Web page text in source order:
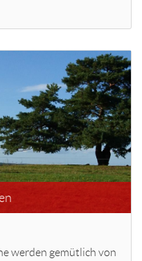
werden gemütlich von